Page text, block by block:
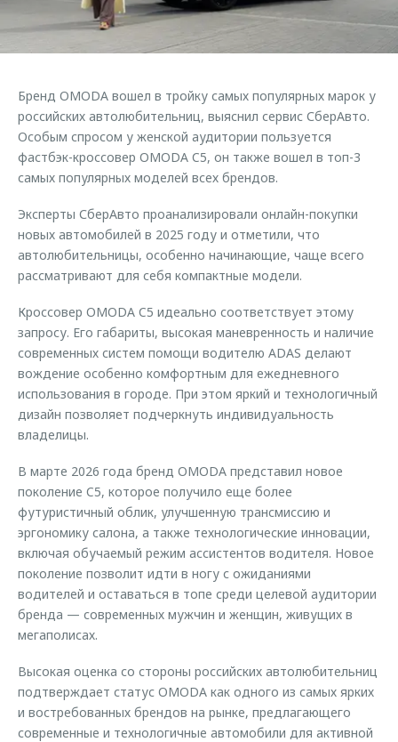
Страхование
Одежда и сувениры
Оригинальные аксессуары
Запчасти
Калькулятор трейд-ин
Клиентская поддержка
O&J Автоклуб
Приложение O&J
Аксессуары
Одежда и сувениры
Оригинальные аксессуары
Запчасти
Обратная связь
Бренд OMODA вошел в тройку самых популярных марок у
российских автолюбительниц, выяснил сервис СберАвто.
Особым спросом у женской аудитории пользуется
фастбэк-кроссовер OMODA C5, он также вошел в топ-3
самых популярных моделей всех брендов.
Эксперты СберАвто проанализировали онлайн-покупки
новых автомобилей в 2025 году и отметили, что
автолюбительницы, особенно начинающие, чаще всего
рассматривают для себя компактные модели.
Кроссовер OMODA C5 идеально соответствует этому
запросу. Его габариты, высокая маневренность и наличие
современных систем помощи водителю ADAS делают
вождение особенно комфортным для ежедневного
использования в городе. При этом яркий и технологичный
дизайн позволяет подчеркнуть индивидуальность
владелицы.
В марте 2026 года бренд OMODA представил новое
поколение C5, которое получило еще более
футуристичный облик, улучшенную трансмиссию и
эргономику салона, а также технологические инновации,
включая обучаемый режим ассистентов водителя. Новое
поколение позволит идти в ногу с ожиданиями
водителей и оставаться в топе среди целевой аудитории
бренда — современных мужчин и женщин, живущих в
мегаполисах.
Высокая оценка со стороны российских автолюбительниц
подтверждает статус OMODA как одного из самых ярких
и востребованных брендов на рынке, предлагающего
современные и технологичные автомобили для активной